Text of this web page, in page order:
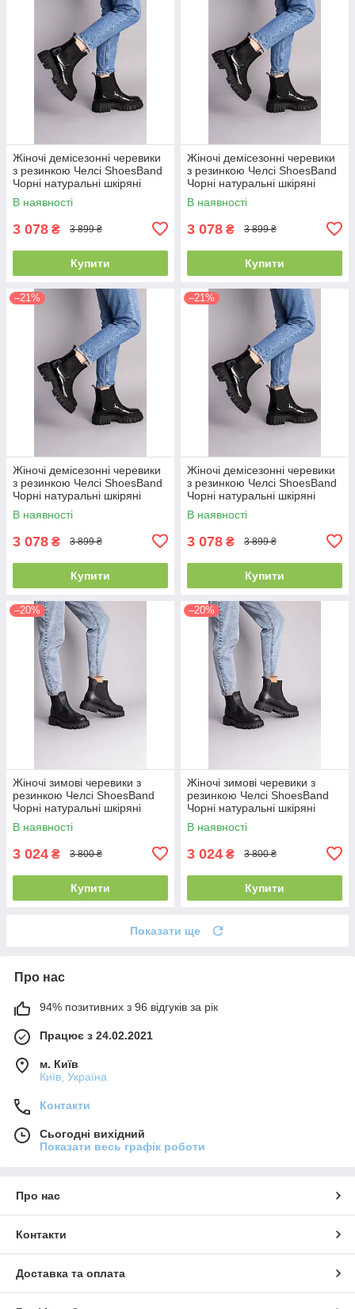
Жіночі демісезонні черевики
з резинкою Челсі ShoesBand
Чорні натуральні шкіряні
налпак всередині байка 38
(24,5 см) (S55881-3д)
В наявності
3 078 ₴ 3 899 ₴
Купити
Жіночі демісезонні черевики
з резинкою Челсі ShoesBand
Чорні натуральні шкіряні
налпак всередині байка 36
(23,2 см) (S55881-3д)
В наявності
3 078 ₴ 3 899 ₴
Купити
–21%
Жіночі демісезонні черевики
з резинкою Челсі ShoesBand
Чорні натуральні шкіряні
налпак всередині байка 37
(24 см) (S55881-3д)
В наявності
3 078 ₴ 3 899 ₴
Купити
–21%
Жіночі демісезонні черевики
з резинкою Челсі ShoesBand
Чорні натуральні шкіряні
налпак всередині байка 40
(26 см) (S55881-3д)
В наявності
3 078 ₴ 3 899 ₴
Купити
–20%
Жіночі зимові черевики з
резинкою Челсі ShoesBand
Чорні натуральні шкіряні
всередині напіввовна 37 (24
см) (Ѕ86041з)
В наявності
3 024 ₴ 3 800 ₴
Купити
–20%
Жіночі зимові черевики з
резинкою Челсі ShoesBand
Чорні натуральні шкіряні
всередині напіввовна 41
(26,5 см) (Ѕ86041з)
В наявності
3 024 ₴ 3 800 ₴
Купити
Показати ще
Про нас
94% позитивних з 96 відгуків за рік
Працює з 24.02.2021
м. Київ
Київ, Україна
Контакти
Сьогодні вихідний
Показати весь графік роботи
Про нас
Контакти
Доставка та оплата